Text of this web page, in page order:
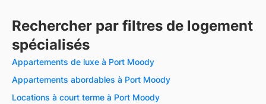
Rechercher par filtres de logement
spécialisés
Appartements de luxe à Port Moody
Appartements abordables à Port Moody
Locations à court terme à Port Moody